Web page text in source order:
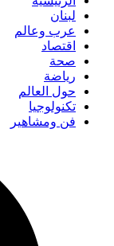
لبنان
عرب وعالم
اقتصاد
صحة
رياضة
حول العالم
تكنولوجيا
فن ومشاهير